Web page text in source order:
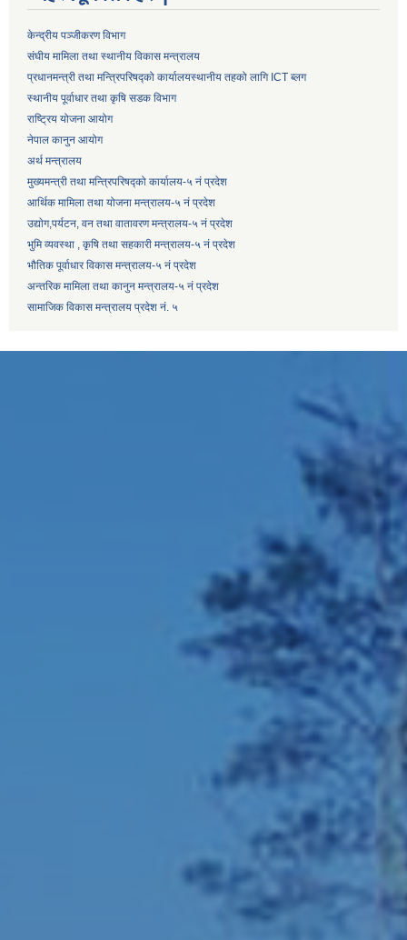
केन्द्रीय पञ्जीकरण विभाग
संघीय मामिला तथा स्थानीय विकास मन्त्रालय
प्रधानमन्त्री तथा मन्त्रिपरिषद्को कार्यालयस्थानीय तहको लागि ICT ब्लग
स्थानीय पूर्वाधार तथा कृषि सडक विभाग
राष्ट्रिय योजना आयोग
नेपाल कानुन आयोग
अर्थ मन्त्रालय
मुख्यमन्त्री तथा मन्त्रिपरिषद्को कार्यालय-५ नं प्रदेश
आर्थिक मामिला तथा योजना मन्त्रालय-५ नं प्रदेश
उद्याेग,पर्यटन, वन तथा वातावरण मन्त्रालय-५ नं प्रदेश
भुमि व्यवस्था , कृषि तथा सहकारी मन्त्रालय-५ नं प्रदेश
भौतिक पूर्वाधार विकास मन्त्रालय-५ नं प्रदेश
अन्तरिक मामिला तथा कानुन मन्त्रालय-५ नं प्रदेश
सामाजिक विकास मन्त्रालय प्रदेश नं. ५